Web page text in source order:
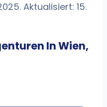
Aktualisiert: 15.
In Wien,